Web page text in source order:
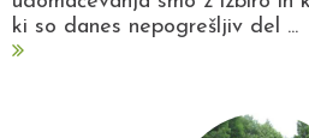
ki so danes nepogrešljiv del ...